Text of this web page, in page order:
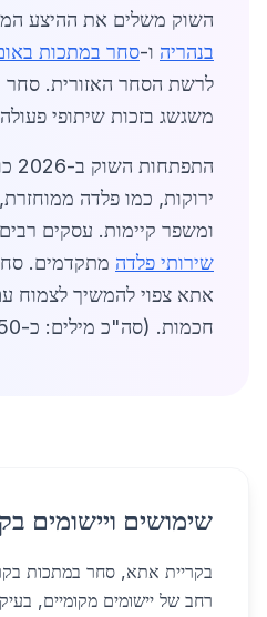
השוק משלים את ההיצע
בנהריה ו-סחר במתכות
לרשת הסחר האזורית. סחר
משגשג בזכות שיתופי
ירוקות, כמו פלדה
ומשפר קיימות. עסקים
שירותי פלדה מתקדמים.
אתא צפוי להמשיך לצמוח
חכמות. (סה"כ מילים: כ-1,450)
שימושים ויישומים
בקריית אתא, סחר במתכות
רחב של יישומים מקומיים,